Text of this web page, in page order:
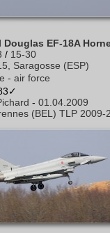
Douglas EF-18A
/ 15-30
Saragosse (ESP)
- air force
- 01.04.2009
(BEL) TLP 2009-2